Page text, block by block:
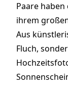
Paare haben
ihrem
Aus
Fluch,